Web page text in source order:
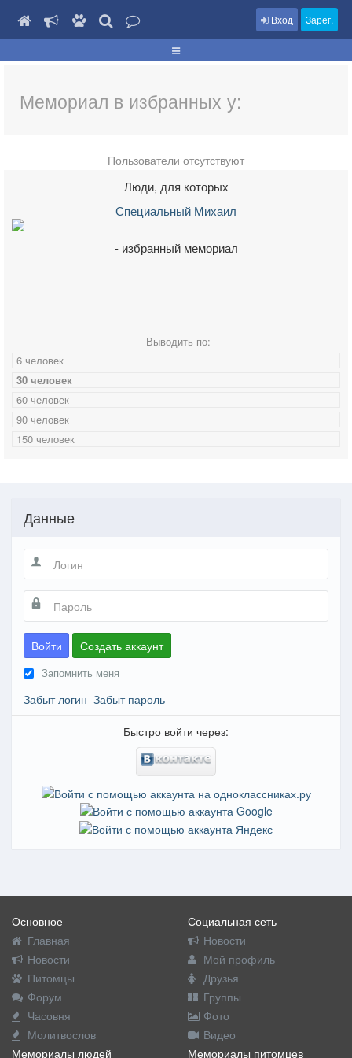
Вход Зарег.
Мемориал в избранных у:
Пользователи отсутствуют
Люди, для которых
Специальный Михаил
- избранный мемориал
Выводить по:
6 человек
30 человек
60 человек
90 человек
150 человек
Данные
Войти Создать аккаунт
Запомнить меня
Забыт логин Забыт пароль
Быстро войти через:
Основное
Главная
Новости
Питомцы
Форум
Часовня
Молитвослов
Социальная сеть
Новости
Мой профиль
Друзья
Группы
Фото
Видео
Мемориалы людей
Мемориалы питомцев